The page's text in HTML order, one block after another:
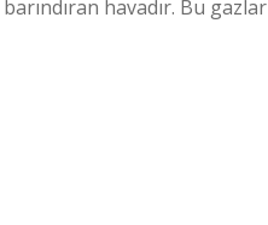
havadır. Bu gazlar